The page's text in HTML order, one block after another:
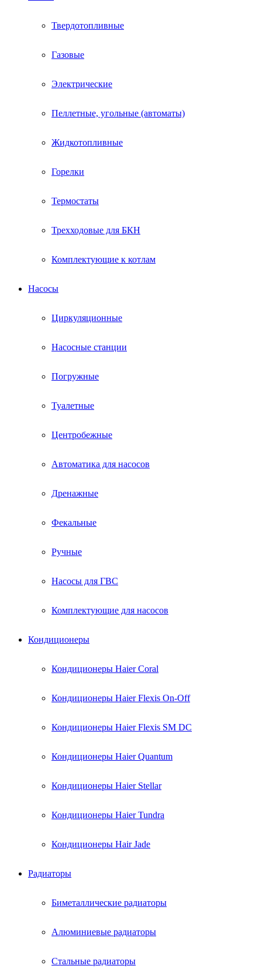
Твердотопливные
Газовые
Электрические
Пеллетные, угольные (автоматы)
Жидкотопливные
Горелки
Термостаты
Трехходовые для БКН
Комплектующие к котлам
Насосы
Циркуляционные
Насосные станции
Погружные
Туалетные
Центробежные
Автоматика для насосов
Дренажные
Фекальные
Ручные
Насосы для ГВС
Комплектующие для насосов
Кондиционеры
Кондиционеры Haier Coral
Кондиционеры Haier Flexis On-Off
Кондиционеры Haier Flexis SM DC
Кондиционеры Haier Quantum
Кондиционеры Haier Stellar
Кондиционеры Haier Tundra
Кондиционеры Hair Jade
Радиаторы
Биметаллические радиаторы
Алюминиевые радиаторы
Стальные радиаторы